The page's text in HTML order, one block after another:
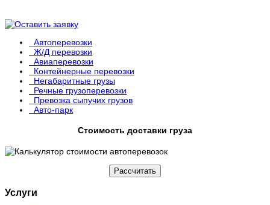
Автоперевозки
Ж/Д перевозки
Авиаперевозки
Контейнерные перевозки
Негабаритные грузы
Речные грузоперевозки
Превозка сыпучих грузов
Авто-парк
Стоимость доставки груза
Рассчитать
Услуги